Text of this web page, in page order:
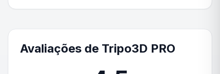
Avaliações de Tripo3D PRO